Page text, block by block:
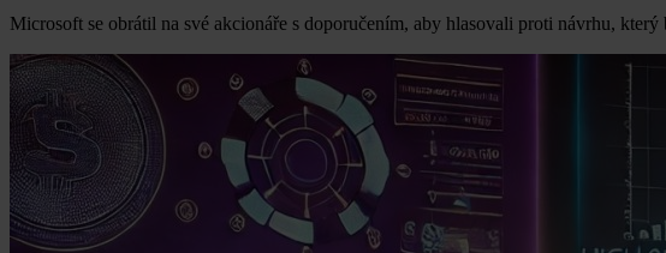
Microsoft se obrátil na své akcionáře s doporučením, aby hlasovali proti návrhu,